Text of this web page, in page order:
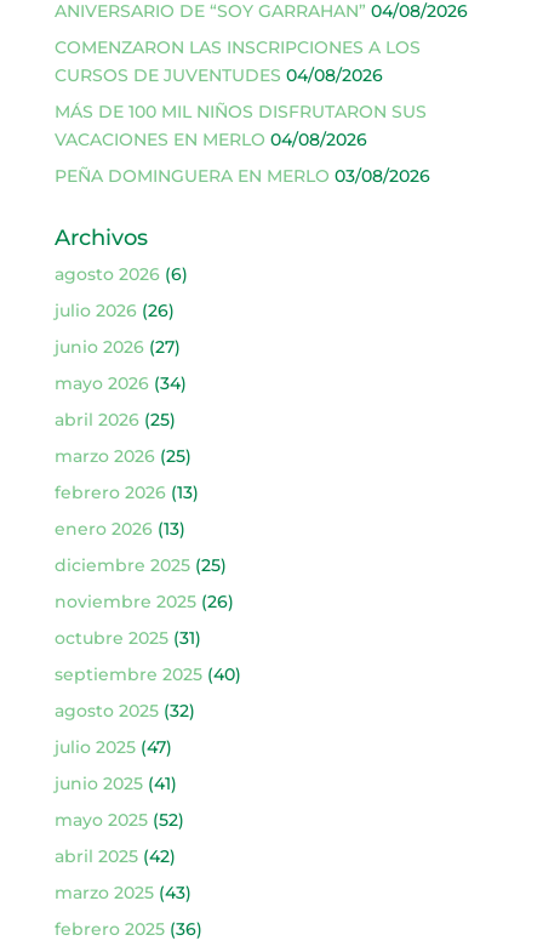
ANIVERSARIO DE “SOY GARRAHAN” 04/08/2026
COMENZARON LAS INSCRIPCIONES A LOS
CURSOS DE JUVENTUDES 04/08/2026
MÁS DE 100 MIL NIÑOS DISFRUTARON SUS
VACACIONES EN MERLO 04/08/2026
PEÑA DOMINGUERA EN MERLO 03/08/2026
Archivos
agosto 2026(6)
julio 2026(26)
junio 2026(27)
mayo 2026(34)
abril 2026(25)
marzo 2026(25)
febrero 2026(13)
enero 2026(13)
diciembre 2025(25)
noviembre 2025(26)
octubre 2025(31)
septiembre 2025(40)
agosto 2025(32)
julio 2025(47)
junio 2025(41)
mayo 2025(52)
abril 2025(42)
marzo 2025(43)
febrero 2025(36)